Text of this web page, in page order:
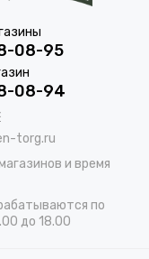
08-95
08-94
torg.ru
и время
по
до 18.00